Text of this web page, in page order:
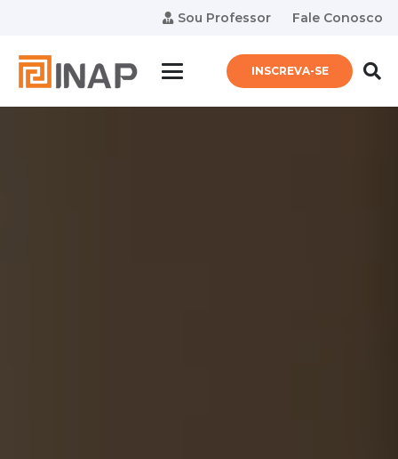
Sou Professor Fale Conosco
INSCREVA-SE